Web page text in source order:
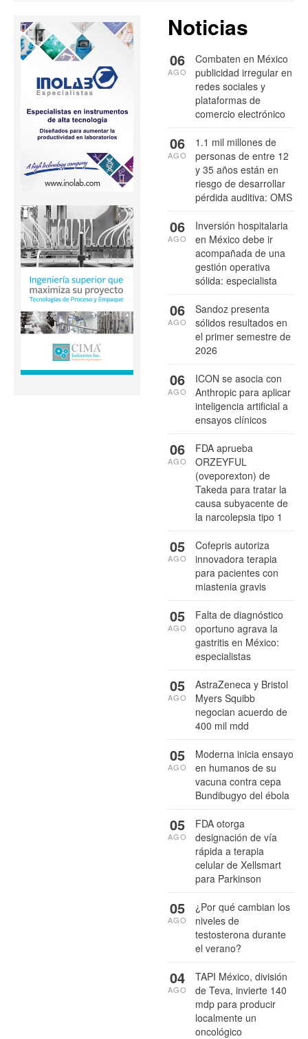
Noticias
Combaten en México
publicidad irregular en
redes sociales y
plataformas de
comercio electrónico
06
AGO
1.1 mil millones de
personas de entre 12
y 35 años están en
riesgo de desarrollar
pérdida auditiva: OMS
06
AGO
Inversión hospitalaria
en México debe ir
acompañada de una
gestión operativa
sólida: especialista
06
AGO
Sandoz presenta
sólidos resultados en
el primer semestre de
2026
06
AGO
ICON se asocia con
Anthropic para aplicar
inteligencia artificial a
ensayos clínicos
06
AGO
FDA aprueba
ORZEYFUL
(oveporexton) de
Takeda para tratar la
causa subyacente de
la narcolepsia tipo 1
06
AGO
Cofepris autoriza
innovadora terapia
para pacientes con
miastenia gravis
05
AGO
Falta de diagnóstico
oportuno agrava la
gastritis en México:
especialistas
05
AGO
AstraZeneca y Bristol
Myers Squibb
negocian acuerdo de
400 mil mdd
05
AGO
Moderna inicia ensayo
en humanos de su
vacuna contra cepa
Bundibugyo del ébola
05
AGO
FDA otorga
designación de vía
rápida a terapia
celular de Xellsmart
para Parkinson
05
AGO
¿Por qué cambian los
niveles de
testosterona durante
el verano?
05
AGO
TAPI México, división
de Teva, invierte 140
mdp para producir
localmente un
oncológico
04
AGO